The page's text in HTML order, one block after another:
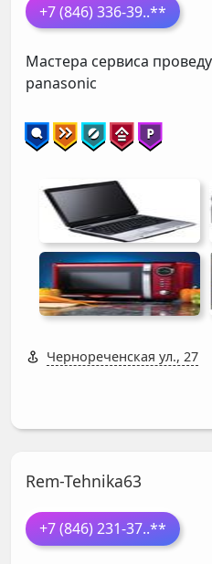
+7 (846) 336-39..**
Мастера сервиса
panasonic
Чернореченская ул., 27
Rem-Tehnika63
+7 (846) 231-37..**